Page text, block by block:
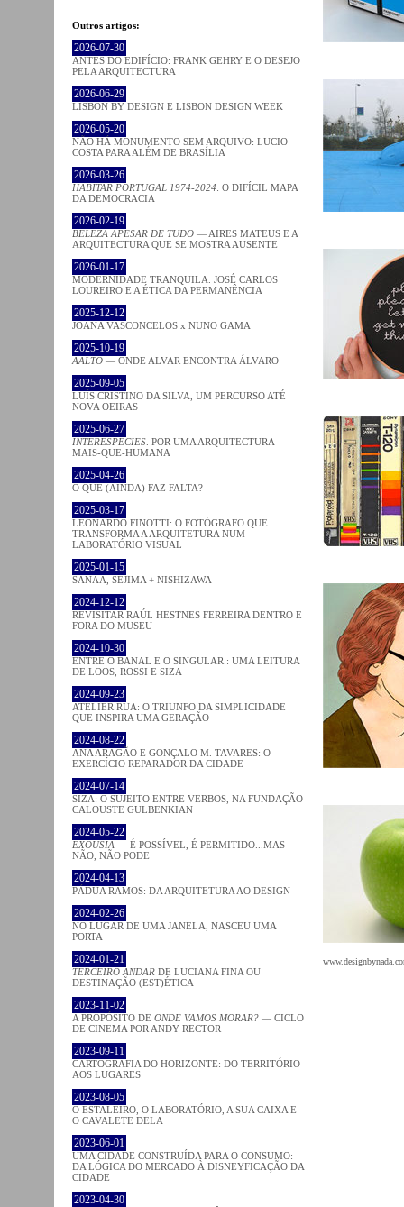
Outros artigos:
2026-07-30
ANTES DO EDIFÍCIO: FRANK GEHRY E O DESEJO
PELA ARQUITECTURA
2026-06-29
LISBON BY DESIGN E LISBON DESIGN WEEK
2026-05-20
NÃO HÁ MONUMENTO SEM ARQUIVO: LUCIO
COSTA PARA ALÉM DE BRASÍLIA
2026-03-26
HABITAR PORTUGAL 1974-2024: O DIFÍCIL MAPA
DA DEMOCRACIA
2026-02-19
BELEZA APESAR DE TUDO — AIRES MATEUS E A
ARQUITECTURA QUE SE MOSTRA AUSENTE
2026-01-17
MODERNIDADE TRANQUILA. JOSÉ CARLOS
LOUREIRO E A ÉTICA DA PERMANÊNCIA
2025-12-12
JOANA VASCONCELOS x NUNO GAMA
2025-10-19
AALTO — ONDE ALVAR ENCONTRA ÁLVARO
2025-09-05
LUÍS CRISTINO DA SILVA, UM PERCURSO ATÉ
NOVA OEIRAS
2025-06-27
INTERESPECIES . POR UMA ARQUITECTURA
MAIS-QUE-HUMANA
2025-04-26
O QUE (AINDA) FAZ FALTA?
2025-03-17
LEONARDO FINOTTI: O FOTÓGRAFO QUE
TRANSFORMA A ARQUITETURA NUM
LABORATÓRIO VISUAL
2025-01-15
SANAA, SEJIMA + NISHIZAWA
2024-12-12
REVISITAR RAÚL HESTNES FERREIRA DENTRO E
FORA DO MUSEU
2024-10-30
ENTRE O BANAL E O SINGULAR : UMA LEITURA
DE LOOS, ROSSI E SIZA
2024-09-23
ATELIER RUA: O TRIUNFO DA SIMPLICIDADE
QUE INSPIRA UMA GERAÇÃO
2024-08-22
ANA ARAGÃO E GONÇALO M. TAVARES: O
EXERCÍCIO REPARADOR DA CIDADE
2024-07-14
SIZA: O SUJEITO ENTRE VERBOS, NA FUNDAÇÃO
CALOUSTE GULBENKIAN
2024-05-22
EXOUSIA — É POSSÍVEL, É PERMITIDO...MAS
NÃO, NÃO PODE
2024-04-13
PÁDUA RAMOS: DA ARQUITETURA AO DESIGN
2024-02-26
NO LUGAR DE UMA JANELA, NASCEU UMA
PORTA
2024-01-21
TERCEIRO ANDAR DE LUCIANA FINA OU
DESTINAÇÃO (EST)ÉTICA
2023-11-02
A PROPÓSITO DE ONDE VAMOS MORAR? — CICLO
DE CINEMA POR ANDY RECTOR
2023-09-11
CARTOGRAFIA DO HORIZONTE: DO TERRITÓRIO
AOS LUGARES
2023-08-05
O ESTALEIRO, O LABORATÓRIO, A SUA CAIXA E
O CAVALETE DELA
2023-06-01
UMA CIDADE CONSTRUÍDA PARA O CONSUMO:
DA LÓGICA DO MERCADO À DISNEYFICAÇÃO DA
CIDADE
2023-04-30